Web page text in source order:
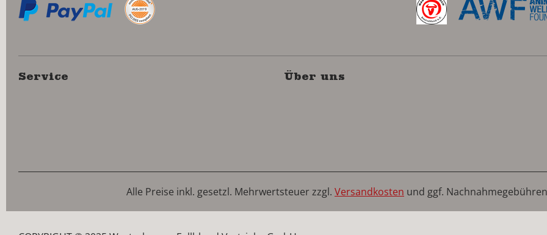
Service Über uns
Alle Preise inkl. gesetzl. Mehrwertsteuer zzgl. Versandkosten und ggf.